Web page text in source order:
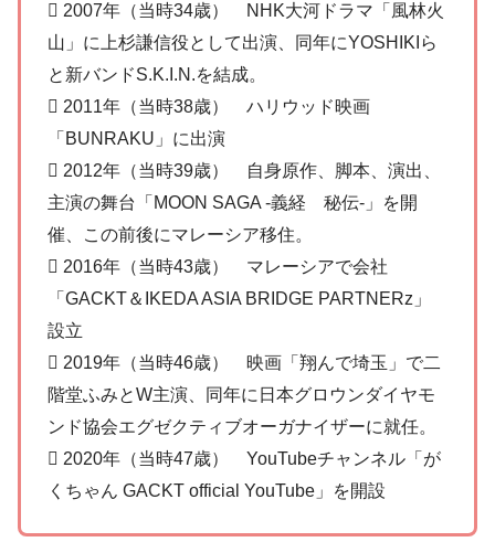
 2007年（当時34歳） NHK大河ドラマ「風林火
山」に上杉謙信役として出演、同年にYOSHIKIら
と新バンドS.K.I.N.を結成。
 2011年（当時38歳） ハリウッド映画
「BUNRAKU」に出演
 2012年（当時39歳） 自身原作、脚本、演出、
主演の舞台「MOON SAGA -義経 秘伝-」を開
催、この前後にマレーシア移住。
 2016年（当時43歳） マレーシアで会社
「GACKT＆IKEDA ASIA BRIDGE PARTNERz」
設立
 2019年（当時46歳） 映画「翔んで埼玉」で二
階堂ふみとW主演、同年に日本グロウンダイヤモ
ンド協会エグゼクティブオーガナイザーに就任。
 2020年（当時47歳） YouTubeチャンネル「が
くちゃん GACKT official YouTube」を開設